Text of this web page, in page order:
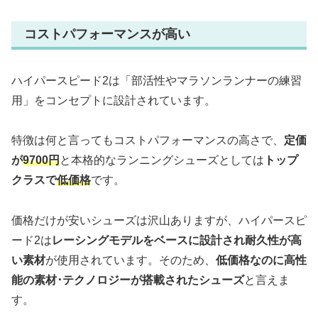
コストパフォーマンスが高い
ハイパースピード2は「部活性やマラソンランナーの練習
用」をコンセプトに設計されています。
特徴は何と言ってもコストパフォーマンスの高さで、 定価
が9700円と本格的なランニングシューズとしては トップ
クラスで低価格です。
価格だけが安いシューズは沢山ありますが、ハイパースピ
ード2はレーシングモデルをベースに設計され耐久性が高
い素材が使用されています。そのため、 低価格なのに高性
能の素材･テクノロジーが搭載されたシューズと言えま
す。